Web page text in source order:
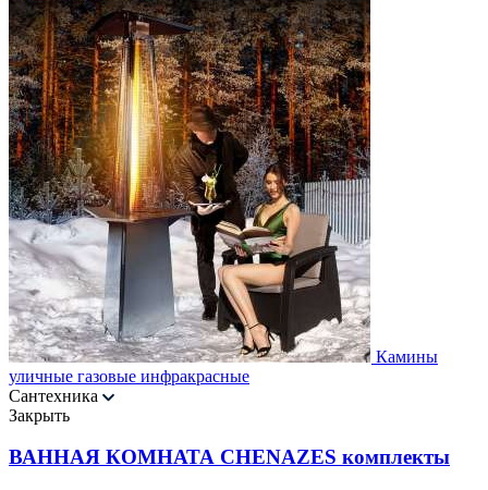
Камины
уличные газовые инфракрасные
Сантехника
Закрыть
ВАННАЯ КОМНАТА CHENAZES комплекты